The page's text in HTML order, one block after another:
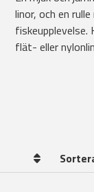
linor, och en
flät- eller